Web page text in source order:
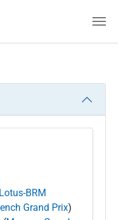
Lotus-BRM
Grand Prix)